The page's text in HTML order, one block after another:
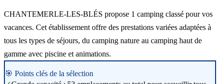
CHANTEMERLE-LES-BLÉS propose 1 camping classé pour vos
vacances. Cet établissement offre des prestations variées adaptées à
tous les types de séjours, du camping nature au camping haut de
gamme avec piscine et animations.
🎯 Points clés de la sélection